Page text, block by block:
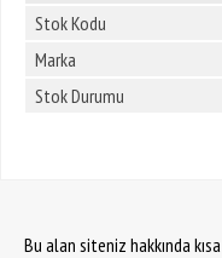
Stok Kodu
Marka
Stok Durumu
Bu alan siteniz hakkında